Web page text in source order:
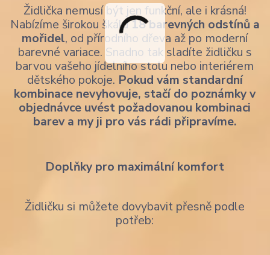
Židlička nemusí být jen funkční, ale i krásná!
Nabízíme širokou škálu18 barevných odstínů a
mořidel, od přírodního dřeva až po moderní
barevné variace. Snadno tak sladíte židličku s
barvou vašeho jídelního stolu nebo interiérem
dětského pokoje. Pokud vám standardní
kombinace nevyhovuje, stačí do poznámky v
objednávce uvést požadovanou kombinaci
barev a my ji pro vás rádi připravíme.
Doplňky pro maximální komfort
Židličku si můžete dovybavit přesně podle
potřeb: